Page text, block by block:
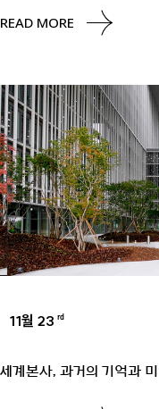
READ MORE
11월 23 rd
세계본사, 과거의 기억과